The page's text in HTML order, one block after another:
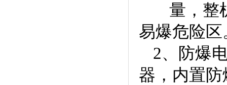
量，整
易爆危险区
2、防爆
器，内置